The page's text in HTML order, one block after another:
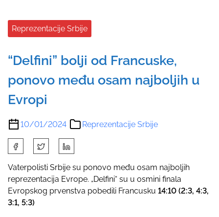
Reprezentacije Srbije
“Delfini” bolji od Francuske,
ponovo među osam najboljih u
Evropi
10/01/2024 Reprezentacije Srbije
h
a
r
e
t
Vaterpolisti Srbije su ponovo među osam najboljih
reprezentacija Evrope. „Delfini“ su u osmini finala
Evropskog prvenstva pobedili Francusku 14:10 (2:3, 4:3,
3:1, 5:3)